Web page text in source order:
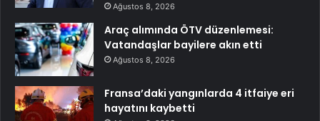
Ağustos 8, 2026
Araç alımında ÖTV düzenlemesi:
Vatandaşlar bayilere akın etti
Ağustos 8, 2026
Fransa’daki yangınlarda 4 itfaiye eri
hayatını kaybetti